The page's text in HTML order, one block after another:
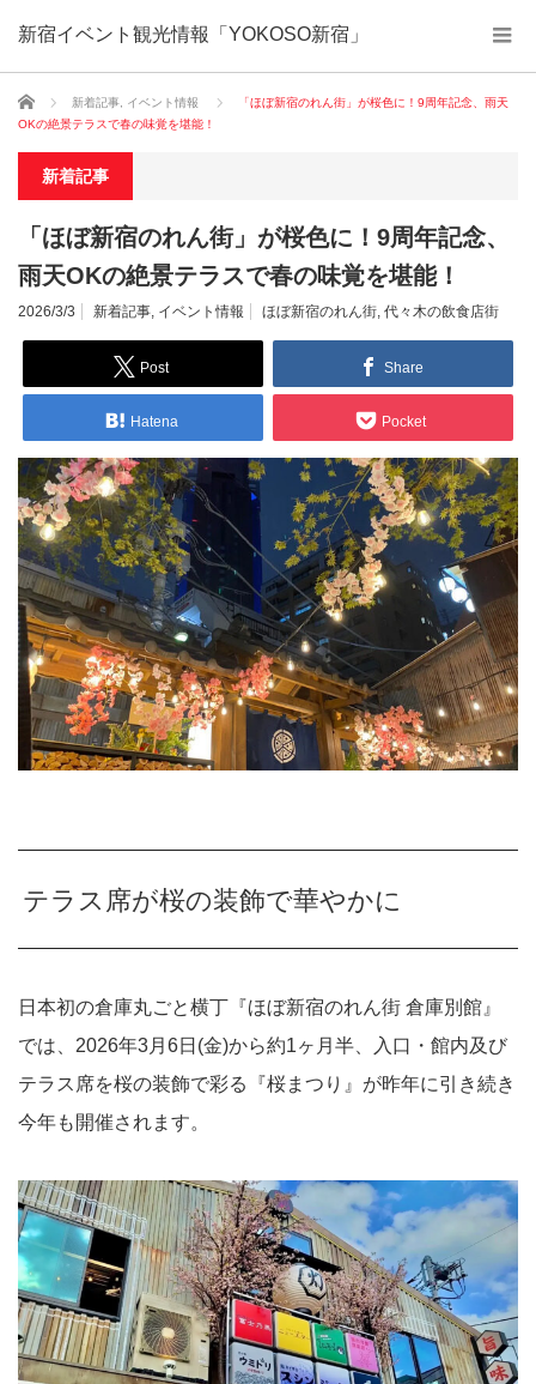
新宿イベント観光情報「YOKOSO新宿」
ホーム 新着記事 イベント情報
「ほぼ新宿のれん街」が桜色に！9周年記念、雨天
OKの絶景テラスで春の味覚を堪能！
新着記事
「ほぼ新宿のれん街」が桜色に！9周年記念、
雨天OKの絶景テラスで春の味覚を堪能！
2026/3/3 新着記事, イベント情報 ほぼ新宿のれん街, 代々木の飲食店街
Post Share
Hatena Pocket
テラス席が桜の装飾で華やかに
日本初の倉庫丸ごと横丁『ほぼ新宿のれん街 倉庫別館』
では、2026年3月6日(金)から約1ヶ月半、入口・館内及び
テラス席を桜の装飾で彩る『桜まつり』が昨年に引き続き
今年も開催されます。